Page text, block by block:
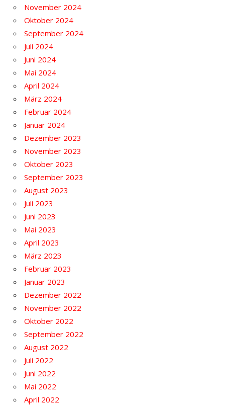
November 2024
Oktober 2024
September 2024
Juli 2024
Juni 2024
Mai 2024
April 2024
März 2024
Februar 2024
Januar 2024
Dezember 2023
November 2023
Oktober 2023
September 2023
August 2023
Juli 2023
Juni 2023
Mai 2023
April 2023
März 2023
Februar 2023
Januar 2023
Dezember 2022
November 2022
Oktober 2022
September 2022
August 2022
Juli 2022
Juni 2022
Mai 2022
April 2022